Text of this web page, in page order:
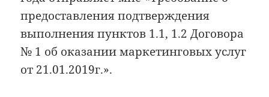
предоставления подтверждения
выполнения пунктов 1.1, 1.2 Договора
№ 1 об оказании маркетинговых услуг
от 21.01.2019г.».